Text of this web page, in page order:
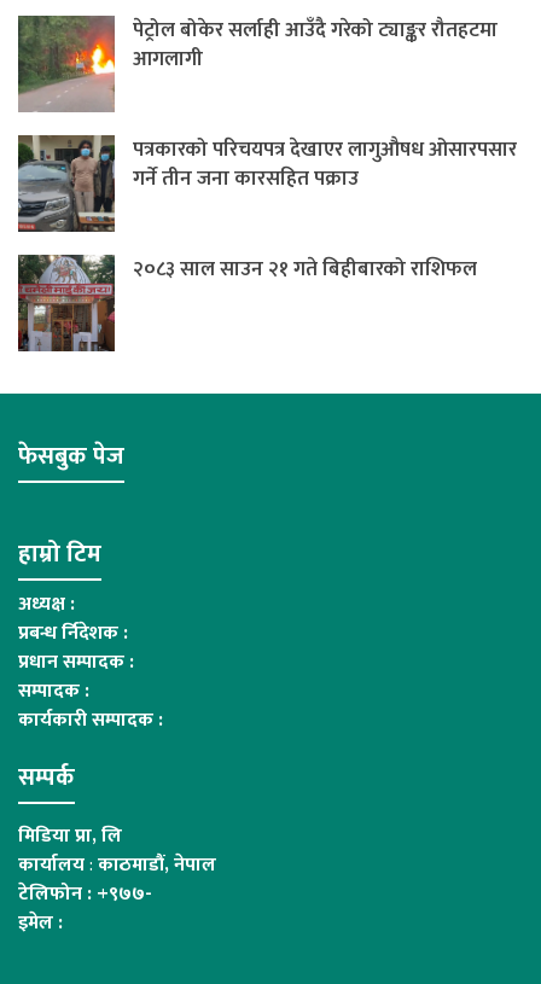
पेट्रोल बोकेर सर्लाही आउँदै गरेको ट्याङ्कर रौतहटमा
आगलागी
पत्रकारको परिचयपत्र देखाएर लागुऔषध ओसारपसार
गर्ने तीन जना कारसहित पक्राउ
२०८३ साल साउन २१ गते बिहीबारको राशिफल
फेसबुक पेज
हाम्रो टिम
अध्यक्ष :
प्रबन्ध र्निदेशक :
प्रधान सम्पादक :
सम्पादक :
कार्यकारी सम्पादक :
सम्पर्क
मिडिया प्रा, लि
कार्यालय:काठमाडौं, नेपाल
टेलिफोन : +९७७-
इमेल :